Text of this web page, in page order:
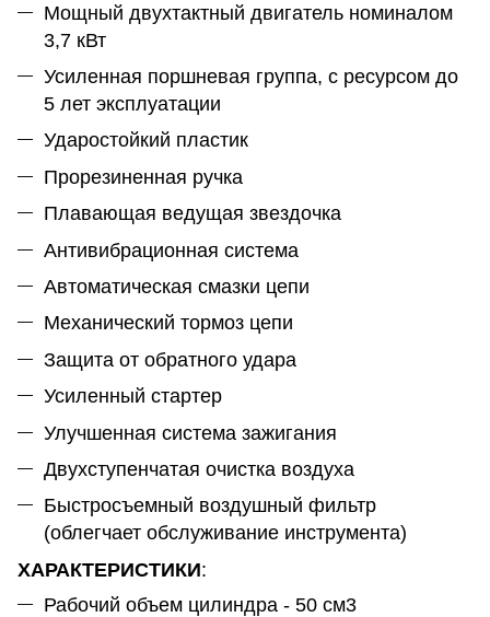
Мощный двухтактный двигатель номиналом
3,7 кВт
Усиленная поршневая группа, с ресурсом до
5 лет эксплуатации
Ударостойкий пластик
Прорезиненная ручка
Плавающая ведущая звездочка
Антивибрационная система
Автоматическая смазки цепи
Механический тормоз цепи
Защита от обратного удара
Усиленный стартер
Улучшенная система зажигания
Двухступенчатая очистка воздуха
Быстросъемный воздушный фильтр
(облегчает обслуживание инструмента)
ХАРАКТЕРИСТИКИ:
Рабочий объем цилиндра - 50 см3